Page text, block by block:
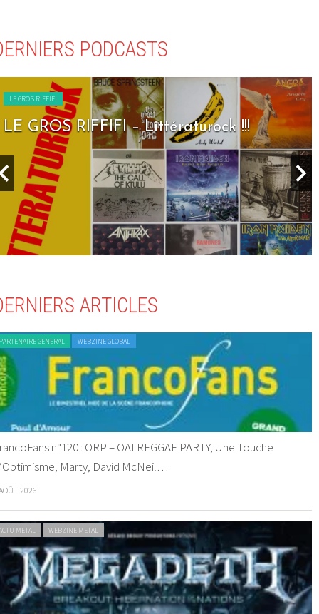
PODCASTS
LE GROS RIFFIFI
LE GROS RIFFIFI – Littératurock !!!
ARTICLES
GENERAL WEBZINE GLOBAL
n°120 : ORP – OAI REGGAE PARTY, Une Touche
Marty, David McNeil…
2026
METAL WEBZINE METAL